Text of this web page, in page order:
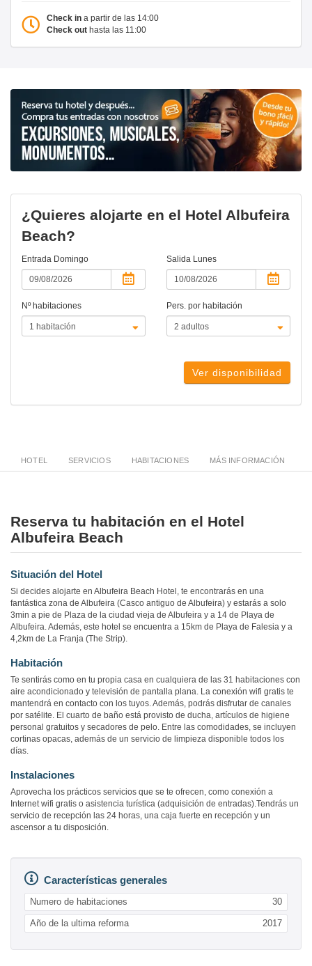
Check in a partir de las 14:00
Check out hasta las 11:00
¿Quieres alojarte en el Hotel Albufeira
Beach?
Entrada Domingo Salida Lunes
Nº habitaciones Pers. por habitación
Ver disponibilidad
HOTEL SERVICIOS HABITACIONES MÁS INFORMACIÓN
Reserva tu habitación en el Hotel
Albufeira Beach
Situación del Hotel
Si decides alojarte en Albufeira Beach Hotel, te encontrarás en una
fantástica zona de Albufeira (Casco antiguo de Albufeira) y estarás a solo
3min a pie de Plaza de la ciudad vieja de Albufeira y a 14 de Playa de
Albufeira. Además, este hotel se encuentra a 15km de Playa de Falesia y a
4,2km de La Franja (The Strip).
Habitación
Te sentirás como en tu propia casa en cualquiera de las 31 habitaciones con
aire acondicionado y televisión de pantalla plana. La conexión wifi gratis te
mantendrá en contacto con los tuyos. Además, podrás disfrutar de canales
por satélite. El cuarto de baño está provisto de ducha, artículos de higiene
personal gratuitos y secadores de pelo. Entre las comodidades, se incluyen
cortinas opacas, además de un servicio de limpieza disponible todos los
días.
Instalaciones
Aprovecha los prácticos servicios que se te ofrecen, como conexión a
Internet wifi gratis o asistencia turística (adquisición de entradas).Tendrás un
servicio de recepción las 24 horas, una caja fuerte en recepción y un
ascensor a tu disposición.
Características generales
Numero de habitaciones 30
Año de la ultima reforma 2017